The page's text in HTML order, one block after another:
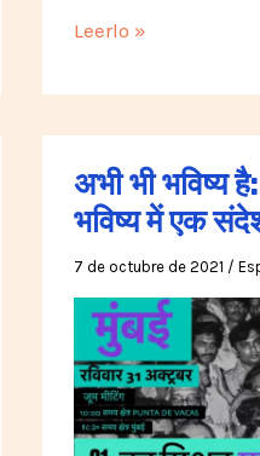
Es
noch
Zukunft:
Jahre
später
startet
eine
Botschaft,
in
die
Zukunft
Leerlo »
अभी भी भविष्य
भविष्य में एक
7 de octubre de 2021 /